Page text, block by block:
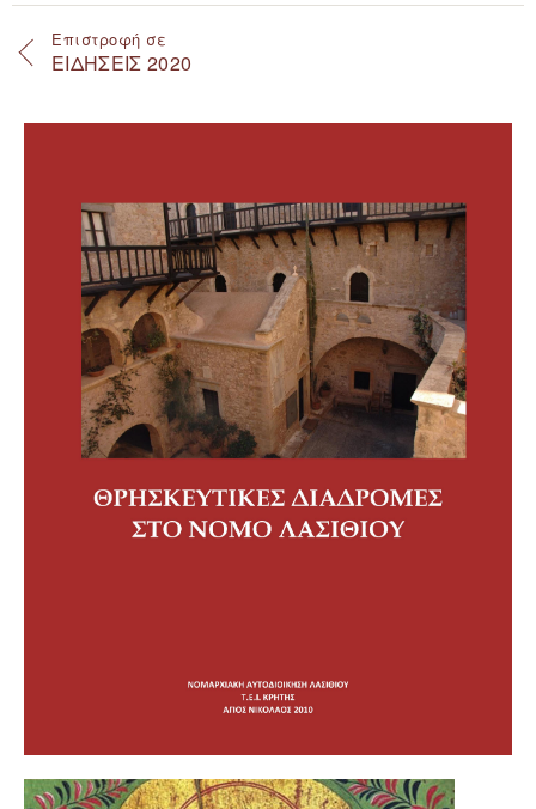
Επιστροφή σε
ΕΙΔΗΣΕΙΣ 2020